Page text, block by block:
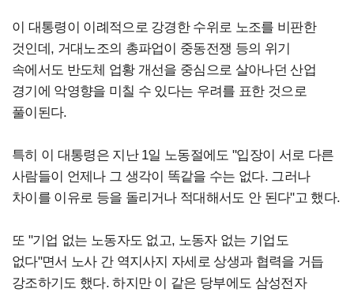
이 대통령이 이례적으로 강경한 수위로 노조를 비판한
것인데, 거대노조의 총파업이 중동전쟁 등의 위기
속에서도 반도체 업황 개선을 중심으로 살아나던 산업
경기에 악영향을 미칠 수 있다는 우려를 표한 것으로
풀이된다.
특히 이 대통령은 지난 1일 노동절에도 "입장이 서로 다른
사람들이 언제나 그 생각이 똑같을 수는 없다. 그러나
차이를 이유로 등을 돌리거나 적대해서도 안 된다"고 했다.
또 "기업 없는 노동자도 없고, 노동자 없는 기업도
없다"면서 노사 간 역지사지 자세로 상생과 협력을 거듭
강조하기도 했다. 하지만 이 같은 당부에도 삼성전자